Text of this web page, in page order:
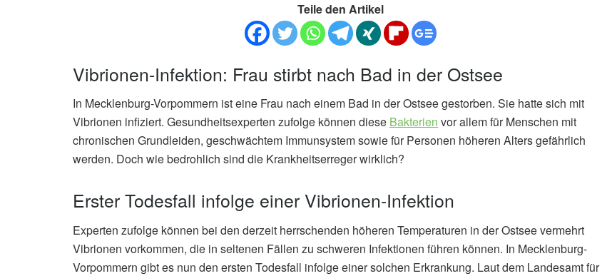
Teile den Artikel
Vibrionen-Infektion: Frau stirbt nach Bad in der Ostsee
In Mecklenburg-Vorpommern ist eine Frau nach einem Bad in der Ostsee gestorben. Sie hatte sich mit
Vibrionen infiziert. Gesundheitsexperten zufolge können diese Bakterien vor allem für Menschen mit
chronischen Grundleiden, geschwächtem Immunsystem sowie für Personen höheren Alters gefährlich
werden. Doch wie bedrohlich sind die Krankheitserreger wirklich?
Erster Todesfall infolge einer Vibrionen-Infektion
Experten zufolge können bei den derzeit herrschenden höheren Temperaturen in der Ostsee vermehrt
Vibrionen vorkommen, die in seltenen Fällen zu schweren Infektionen führen können. In Mecklenburg-
Vorpommern gibt es nun den ersten Todesfall infolge einer solchen Erkrankung. Laut dem Landesamt für